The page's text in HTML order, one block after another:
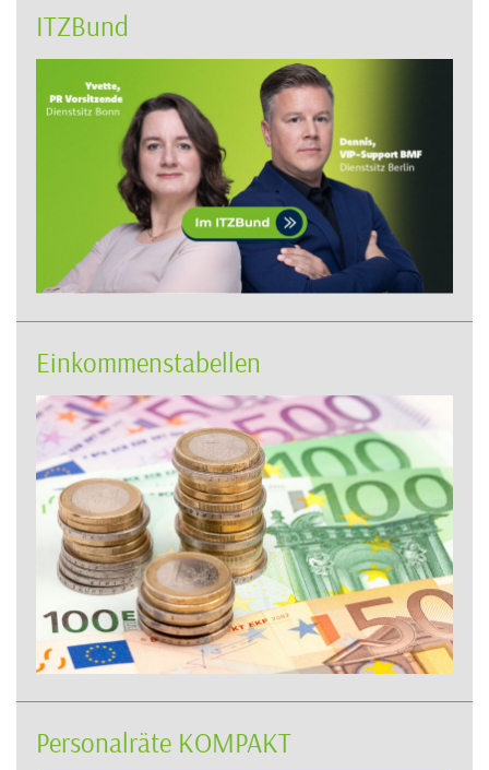
ITZBund
Einkommenstabellen
Personalräte KOMPAKT